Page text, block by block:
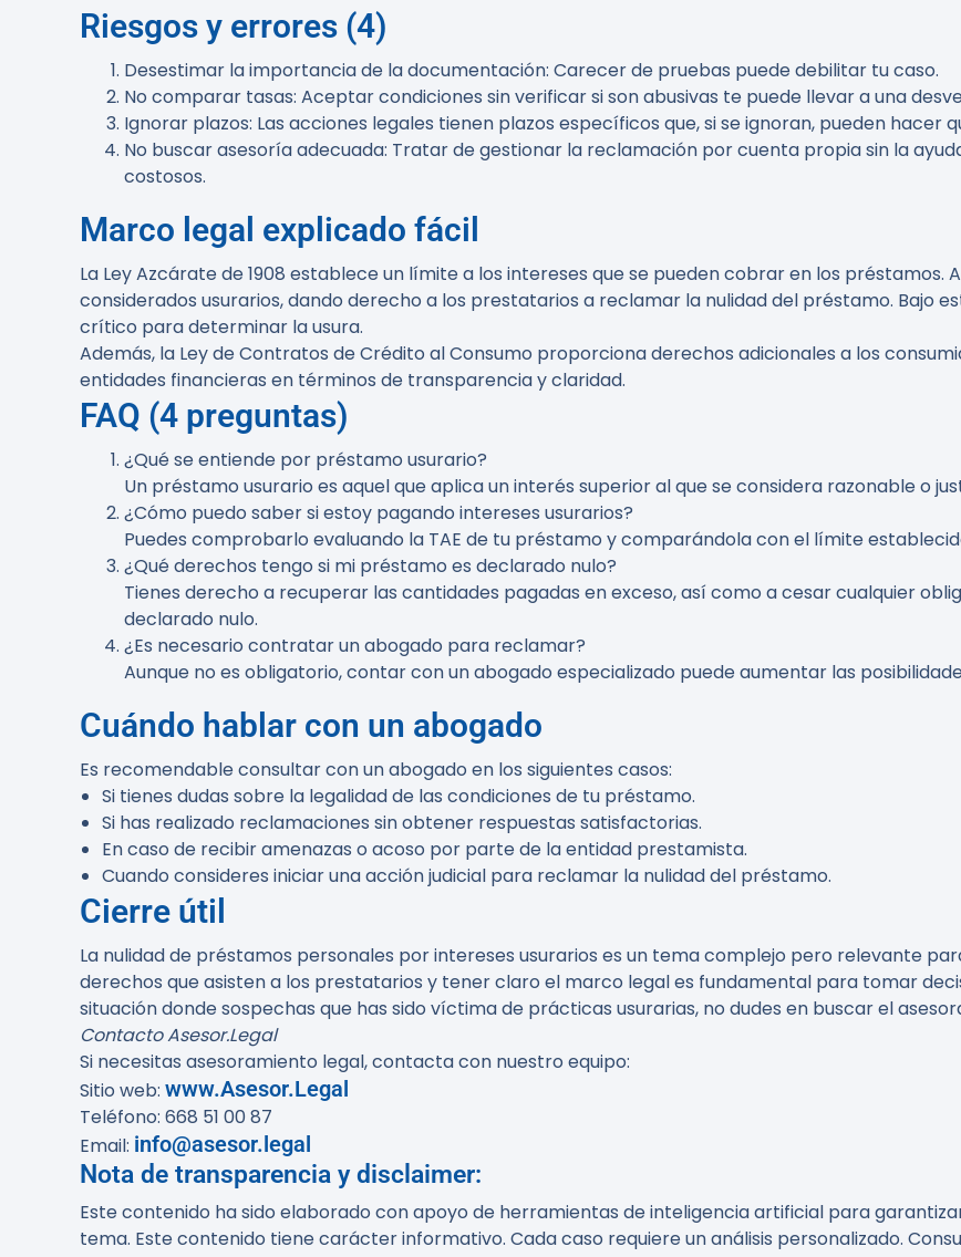
Riesgos y errores (4)
Desestimar la importancia de la documentación: Carecer de pruebas puede debilitar tu caso.
No comparar tasas: Aceptar condiciones sin verificar si son abusivas te puede llevar a una
Ignorar plazos: Las acciones legales tienen plazos específicos que, si se ignoran, pueden hacer
No buscar asesoría adecuada: Tratar de gestionar la reclamación por cuenta propia sin la
costosos.
Marco legal explicado fácil
La Ley Azcárate de 1908 establece un límite a los intereses que se pueden cobrar en los préstamos.
considerados usurarios, dando derecho a los prestatarios a reclamar la nulidad del préstamo. Bajo
crítico para determinar la usura.
Además, la Ley de Contratos de Crédito al Consumo proporciona derechos adicionales a los
entidades financieras en términos de transparencia y claridad.
FAQ (4 preguntas)
¿Qué se entiende por préstamo usurario?
Un préstamo usurario es aquel que aplica un interés superior al que se considera razonable o
¿Cómo puedo saber si estoy pagando intereses usurarios?
Puedes comprobarlo evaluando la TAE de tu préstamo y comparándola con el límite
¿Qué derechos tengo si mi préstamo es declarado nulo?
Tienes derecho a recuperar las cantidades pagadas en exceso, así como a cesar cualquier
declarado nulo.
¿Es necesario contratar un abogado para reclamar?
Aunque no es obligatorio, contar con un abogado especializado puede aumentar las
Cuándo hablar con un abogado
Es recomendable consultar con un abogado en los siguientes casos:
Si tienes dudas sobre la legalidad de las condiciones de tu préstamo.
Si has realizado reclamaciones sin obtener respuestas satisfactorias.
En caso de recibir amenazas o acoso por parte de la entidad prestamista.
Cuando consideres iniciar una acción judicial para reclamar la nulidad del préstamo.
Cierre útil
La nulidad de préstamos personales por intereses usurarios es un tema complejo pero relevante
derechos que asisten a los prestatarios y tener claro el marco legal es fundamental para tomar
situación donde sospechas que has sido víctima de prácticas usurarias, no dudes en buscar el
Contacto Asesor.Legal
Si necesitas asesoramiento legal, contacta con nuestro equipo:
Sitio web: www.Asesor.Legal
Teléfono: 668 51 00 87
Email: info@asesor.legal
Nota de transparencia y disclaimer:
Este contenido ha sido elaborado con apoyo de herramientas de inteligencia artificial para
tema. Este contenido tiene carácter informativo. Cada caso requiere un análisis personalizado.